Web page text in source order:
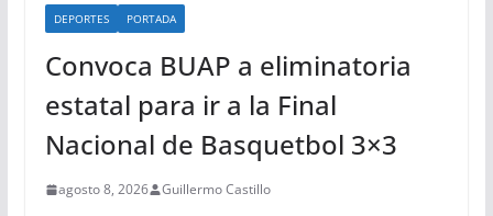
DEPORTES PORTADA
Convoca BUAP a eliminatoria
estatal para ir a la Final
Nacional de Basquetbol 3×3
agosto 8, 2026 Guillermo Castillo